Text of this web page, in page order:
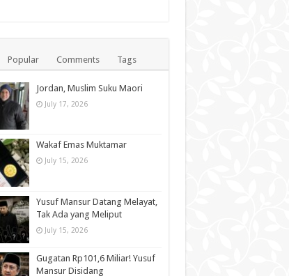
Popular Comments Tags
Jordan, Muslim Suku Maori
July 17, 2026
Wakaf Emas Muktamar
July 15, 2026
Yusuf Mansur Datang Melayat,
Tak Ada yang Meliput
July 15, 2026
Gugatan Rp101,6 Miliar! Yusuf
Mansur Disidang